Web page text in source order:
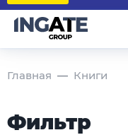
Главная Книги
Фильтр